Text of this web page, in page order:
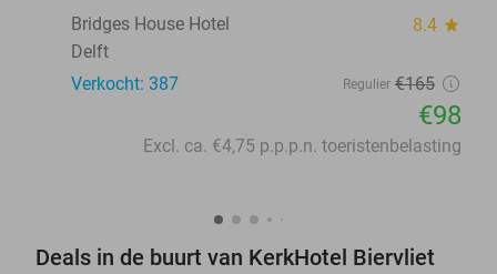
Bridges House Hotel
8.4 star
Delft
Verkocht: 387
Regulier €165
€98
Excl. ca. €4,75 p.p.p.n. toeristenbelasting
Deals in de buurt van KerkHotel Biervliet